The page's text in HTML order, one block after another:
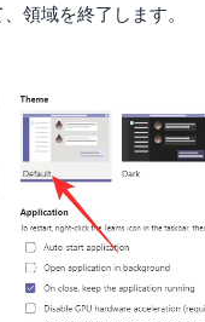
領域を終了します。